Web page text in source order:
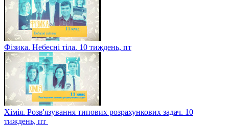
Фізика. Небесні тіла. 10 тиждень, пт
Хімія. Розв'язування типових розрахункових задач. 10
тиждень, пт